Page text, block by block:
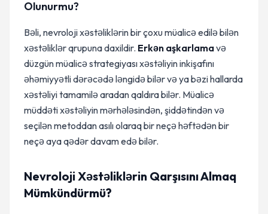
Olunurmu?
Bəli, nevroloji xəstəliklərin bir çoxu müalicə edilə bilən
xəstəliklər qrupuna daxildir. Erkən aşkarlamavə
düzgün müalicə strategiyası xəstəliyin inkişafını
əhəmiyyətli dərəcədə ləngidə bilər və ya bəzi hallarda
xəstəliyi tamamilə aradan qaldıra bilər. Müalicə
müddəti xəstəliyin mərhələsindən, şiddətindən və
seçilən metoddan asılı olaraq bir neçə həftədən bir
neçə aya qədər davam edə bilər.
Nevroloji Xəstəliklərin Qarşısını Almaq
Mümkündürmü?